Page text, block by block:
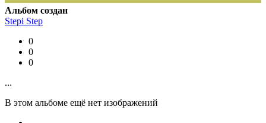
Альбом создан
Stepi Step
0
0
0
...
В этом альбоме ещё нет изображений